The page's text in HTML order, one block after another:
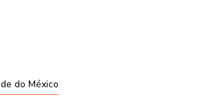
nos relacionamentos;
do México